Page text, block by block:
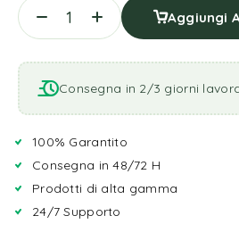
Aggiungi
Consegna in 2/3 giorni
100% Garantito
Consegna in 48/72 H
Prodotti di alta gamma
24/7 Supporto